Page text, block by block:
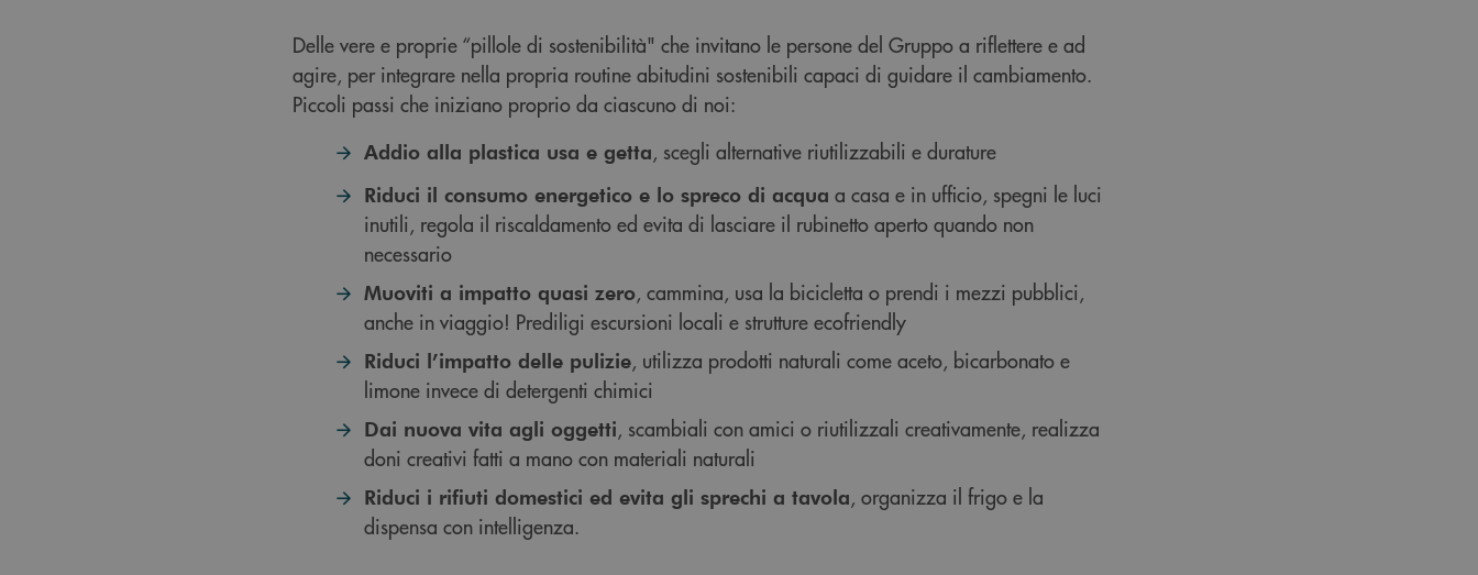
Delle vere e proprie “pillole di sostenibilità" che invitano le persone del Gruppo a riflettere e ad
agire, per integrare nella propria routine abitudini sostenibili capaci di guidare il cambiamento.
Piccoli passi che iniziano proprio da ciascuno di noi:
Addio alla plastica usa e getta, scegli alternative riutilizzabili e durature
Riduci il consumo energetico e lo spreco di acqua a casa e in ufficio, spegni le luci
inutili, regola il riscaldamento ed evita di lasciare il rubinetto aperto quando non
necessario
Muoviti a impatto quasi zero, cammina, usa la bicicletta o prendi i mezzi pubblici,
anche in viaggio! Prediligi escursioni locali e strutture ecofriendly
Riduci l’impatto delle pulizie, utilizza prodotti naturali come aceto, bicarbonato e
limone invece di detergenti chimici
Dai nuova vita agli oggetti, scambiali con amici o riutilizzali creativamente, realizza
doni creativi fatti a mano con materiali naturali
Riduci i rifiuti domestici ed evita gli sprechi a tavola, organizza il frigo e la
dispensa con intelligenza.